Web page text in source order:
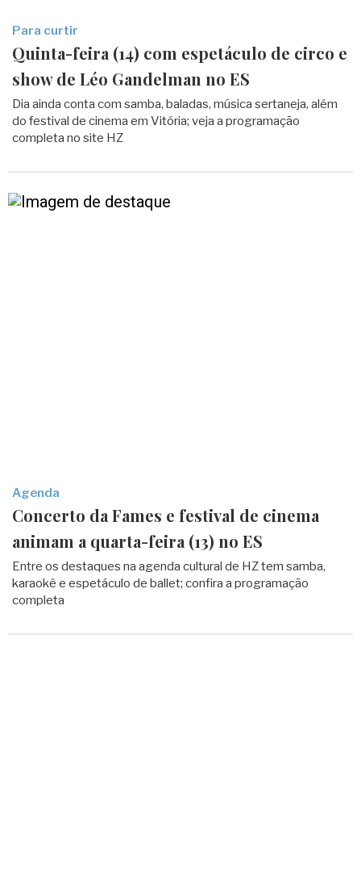
Para curtir
Quinta-feira (14) com espetáculo de circo e
show de Léo Gandelman no ES
Dia ainda conta com samba, baladas, música sertaneja, além
do festival de cinema em Vitória; veja a programação
completa no site HZ
Agenda
Concerto da Fames e festival de cinema
animam a quarta-feira (13) no ES
Entre os destaques na agenda cultural de HZ tem samba,
karaokê e espetáculo de ballet; confira a programação
completa